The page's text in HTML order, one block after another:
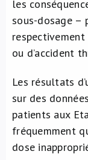
les
sous-dosage –
respectivement
ou d’accident
Les résultats
sur des
patients aux
fréquemment
dose